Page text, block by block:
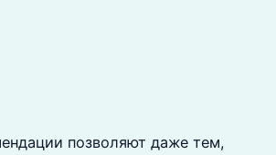
позволяют даже тем,